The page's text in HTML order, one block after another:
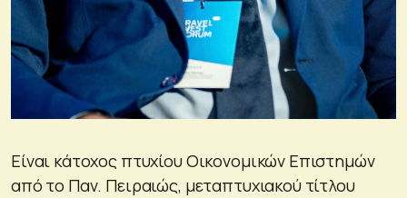
Είναι κάτοχος πτυχίου Οικονομικών Επιστημών
από το Παν. Πειραιώς, μεταπτυχιακού τίτλου